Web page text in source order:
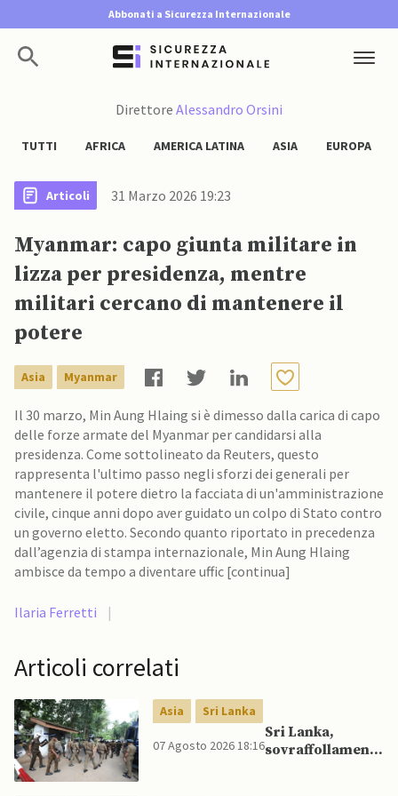
Abbonati a Sicurezza Internazionale
Direttore Alessandro Orsini
TUTTI AFRICA AMERICA LATINA ASIA EUROPA
Articoli 31 Marzo 2026 19:23
Myanmar: capo giunta militare in
lizza per presidenza, mentre
militari cercano di mantenere il
potere
Asia Myanmar
Il 30 marzo, Min Aung Hlaing si è dimesso dalla carica di capo
delle forze armate del Myanmar per candidarsi alla
presidenza. Come sottolineato da Reuters, questo
rappresenta l'ultimo passo negli sforzi dei generali per
mantenere il potere dietro la facciata di un'amministrazione
civile, cinque anni dopo aver guidato un colpo di Stato contro
un governo eletto. Secondo quanto riportato in precedenza
dall’agenzia di stampa internazionale, Min Aung Hlaing
ambisce da tempo a diventare uffic [continua]
Ilaria Ferretti |
Articoli correlati
Asia Sri Lanka
07 Agosto 2026 18:16
Sri Lanka,
sovraffollamento